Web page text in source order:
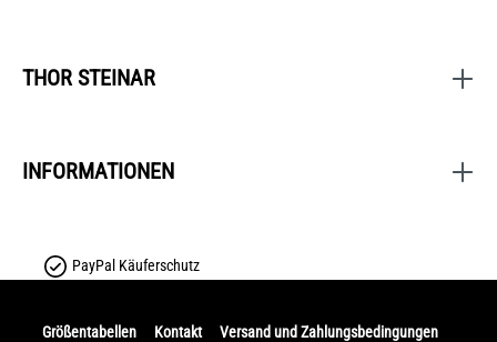
THOR STEINAR
INFORMATIONEN
PayPal Käuferschutz
Größentabellen Kontakt Versand und Zahlungsbedingungen